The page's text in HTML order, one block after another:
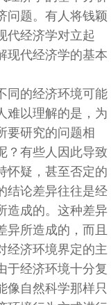
问题。有人将钱颖
代经济学对立起
现代经济学的基本
的经济环境可能
难以理解的是，为
要研究的问题相
？有些人因此导致
怀疑，甚至否定的
结论差异往往是经
造成的。这种差异
异所造成的，而且
经济环境界定的主
于经济环境十分复
像自然科学那样只